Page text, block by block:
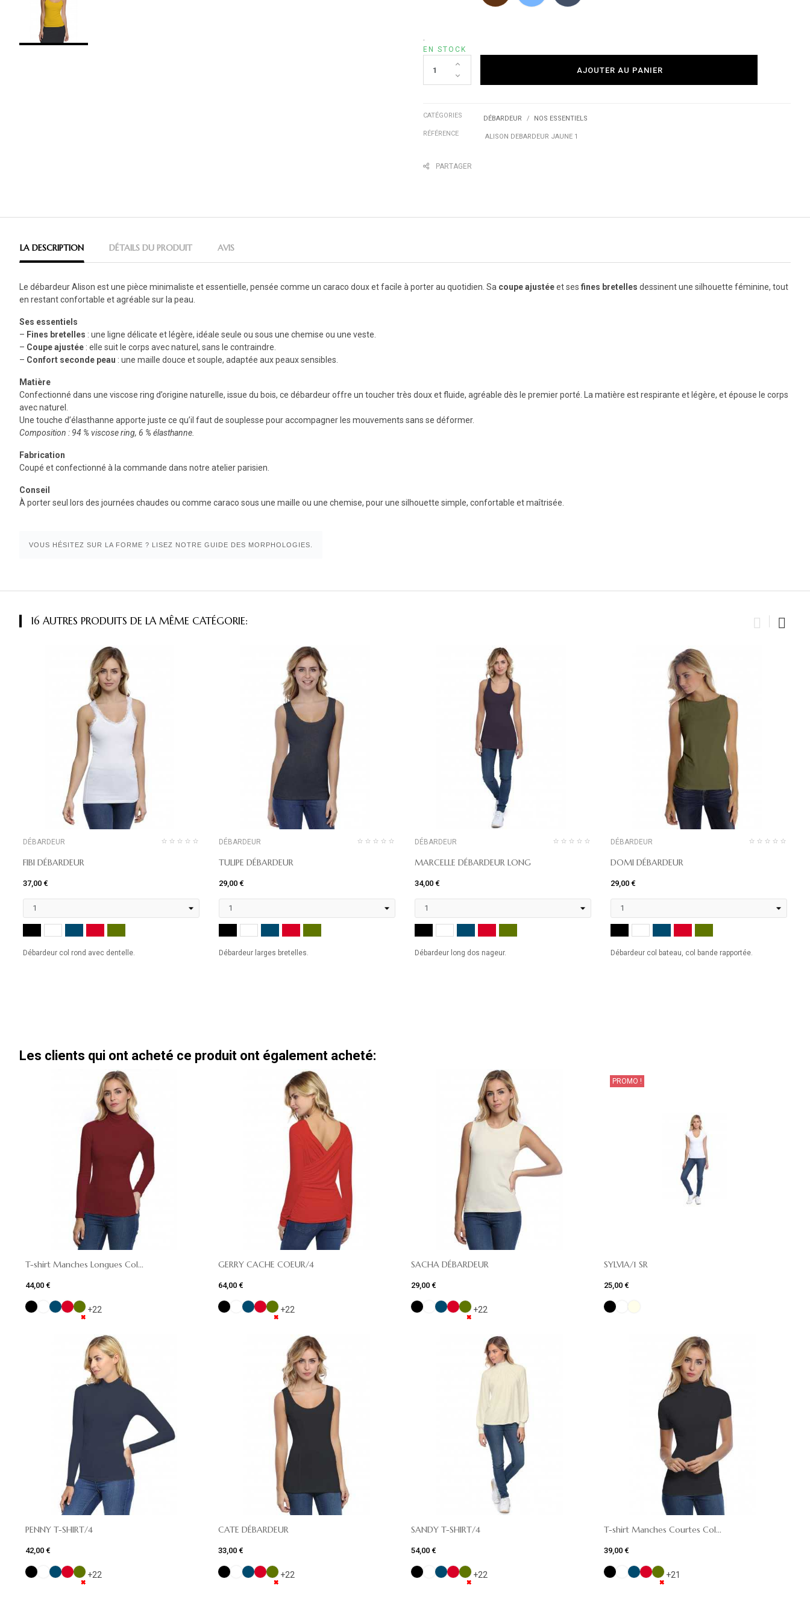
EN STOCK
AJOUTER AU PANIER
CATÉGORIES DÉBARDEUR
NOS ESSENTIELS
RÉFÉRENCE
ALISON DEBARDEUR JAUNE 1
PARTAGER
LA DESCRIPTION DÉTAILS DU PRODUIT AVIS
Le débardeur Alison est une pièce minimaliste et essentielle, pensée comme un caraco doux et facile à porter au quotidien. Sa coupe ajustéeet ses fines bretelles dessinent une silhouette féminine, tout
en restant confortable et agréable sur la peau.
Ses essentiels
– Fines bretelles : une ligne délicate et légère, idéale seule ou sous une chemise ou une veste.
– Coupe ajustée : elle suit le corps avec naturel, sans le contraindre.
– Confort seconde peau : une maille douce et souple, adaptée aux peaux sensibles.
Matière
Confectionné dans une viscose ring d’origine naturelle, issue du bois, ce débardeur offre un toucher très doux et fluide, agréable dès le premier porté. La matière est respirante et légère, et épouse le corps
avec naturel.
Une touche d’élasthanne apporte juste ce qu’il faut de souplesse pour accompagner les mouvements sans se déformer.
Composition : 94 % viscose ring, 6 % élasthanne.
Fabrication
Coupé et confectionné à la commande dans notre atelier parisien.
Conseil
À porter seul lors des journées chaudes ou comme caraco sous une maille ou une chemise, pour une silhouette simple, confortable et maîtrisée.
VOUS HÉSITEZ SUR LA FORME ? LISEZ NOTRE GUIDE DES MORPHOLOGIES.
16 AUTRES PRODUITS DE LA MÊME CATÉGORIE:
DÉBARDEUR
FIBI DÉBARDEUR
37,00 €
Débardeur col rond avec dentelle.
DÉBARDEUR
TULIPE DÉBARDEUR
29,00 €
Débardeur larges bretelles.
DÉBARDEUR
MARCELLE DÉBARDEUR LONG
34,00 €
Débardeur long dos nageur.
DÉBARDEUR
DOMI DÉBARDEUR
29,00 €
Débardeur col bateau, col bande rapportée.
Les clients qui ont acheté ce produit ont également acheté:
T-shirt Manches Longues Col...
44,00 €
✖
✖
✖
✖
✖
✖
✖
✖
✖
✖
+22
GERRY CACHE COEUR/4
64,00 €
✖
✖
✖
✖
✖
✖
✖
✖
✖
✖
+22
SACHA DÉBARDEUR
29,00 €
✖
✖
✖
✖
✖
✖
✖
✖
✖
✖
+22
PROMO !
SYLVIA/1 SR
25,00 €
PENNY T-SHIRT/4
42,00 €
✖
✖
✖
✖
✖
✖
✖
✖
✖
✖
+22
CATE DÉBARDEUR
33,00 €
✖
✖
✖
✖
✖
✖
✖
✖
✖
✖
+22
SANDY T-SHIRT/4
54,00 €
✖
✖
✖
✖
✖
✖
✖
✖
✖
✖
+22
T-shirt Manches Courtes Col...
39,00 €
✖
✖
✖
✖
✖
✖
✖
✖
✖
✖
+21